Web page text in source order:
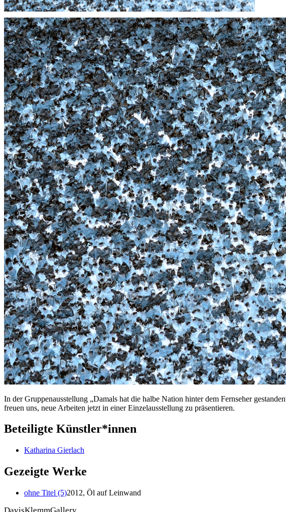
In der Gruppenausstellung „Damals hat die halbe Nation hinter dem Fernseher
freuen uns, neue Arbeiten jetzt in einer Einzelausstellung zu präsentieren.
Beteiligte Künstler*innen
Katharina Gierlach
Gezeigte Werke
ohne Titel (5)2012, Öl auf Leinwand